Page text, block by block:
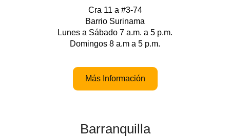
Cra 11 a #3-74
Barrio Surinama
Lunes a Sábado 7 a.m. a 5 p.m.
Domingos 8 a.m a 5 p.m.
Más Información
Barranquilla